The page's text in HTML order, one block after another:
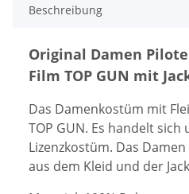
Beschreibung
Original Damen
Film TOP GUN mit
Das Damenkostüm mit
TOP GUN. Es handelt
Lizenzkostüm. Das
aus dem Kleid und der